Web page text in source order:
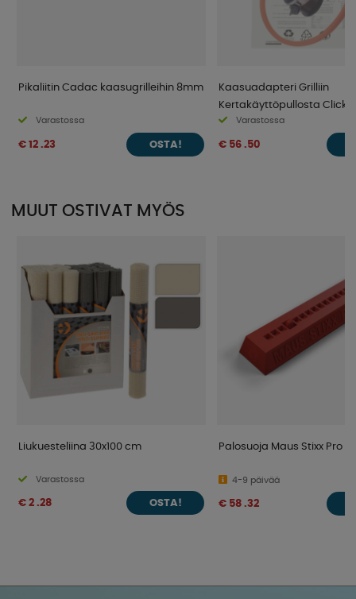
Pikaliitin Cadac kaasugrilleihin 8mm
Varastossa
€ 12 .23 OSTA!
Kaasuadapteri Grilliin
Kertakäyttöpullosta Click-
30mbar
Varastossa
€ 56 .50
MUUT OSTIVAT MYÖS
Liukuesteliina 30x100 cm
Varastossa
€ 2 .28 OSTA!
Palosuoja Maus Stixx Pro
4-9 päivää
€ 58 .32